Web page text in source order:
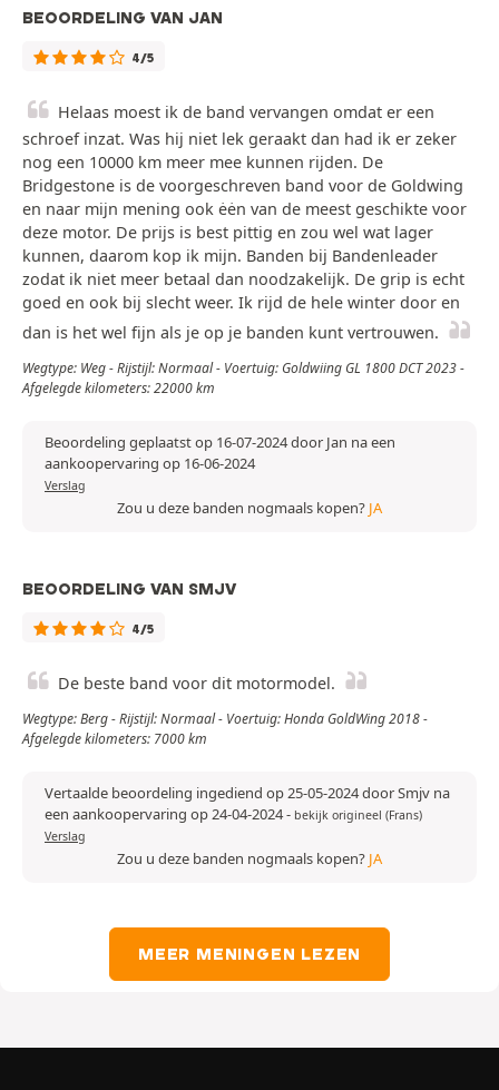
BEOORDELING VAN JAN
4/5
Helaas moest ik de band vervangen omdat er een
schroef inzat. Was hij niet lek geraakt dan had ik er zeker
nog een 10000 km meer mee kunnen rijden. De
Bridgestone is de voorgeschreven band voor de Goldwing
en naar mijn mening ook ėėn van de meest geschikte voor
deze motor. De prijs is best pittig en zou wel wat lager
kunnen, daarom kop ik mijn. Banden bij Bandenleader
zodat ik niet meer betaal dan noodzakelijk. De grip is echt
goed en ook bij slecht weer. Ik rijd de hele winter door en
dan is het wel fijn als je op je banden kunt vertrouwen.
Wegtype: Weg - Rijstijl: Normaal - Voertuig: Goldwiing GL 1800 DCT 2023 -
Afgelegde kilometers: 22000 km
Beoordeling geplaatst op 16-07-2024 door Jan na een
aankoopervaring op 16-06-2024
Verslag
Zou u deze banden nogmaals kopen? JA
BEOORDELING VAN SMJV
4/5
De beste band voor dit motormodel.
Wegtype: Berg - Rijstijl: Normaal - Voertuig: Honda GoldWing 2018 -
Afgelegde kilometers: 7000 km
Vertaalde beoordeling ingediend op 25-05-2024 door Smjv na
een aankoopervaring op 24-04-2024- bekijk origineel (Frans)
Verslag
Zou u deze banden nogmaals kopen? JA
MEER MENINGEN LEZEN